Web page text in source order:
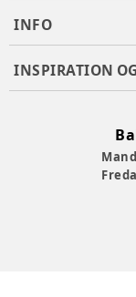
INFO
INSPIRATION